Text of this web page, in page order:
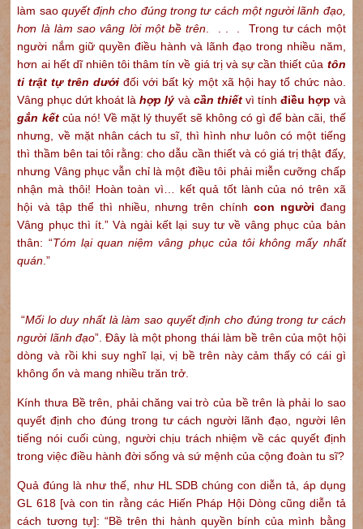
làm sao quyết định cho đúng trong tư cách một người lãnh đạo,
hơn là làm sao vâng lời một bề trên . . . . Trong tư cách một
người nắm giữ quyền điều hành và lãnh đạo trong nhiều năm,
hơn ai hết dĩ nhiên tôi thâm tín về giá trị và sự cần thiết của tôn
ti trật tự trên dưới đối với bất kỳ một xã hội hay tổ chức nào.
Vâng phục dứt khoát làhợp lý và cần thiếtvì tính điều hợp và
gắn kếtcủa nó! Về mặt lý thuyết sẽ không có gì để bàn cãi, thế
nhưng, về mặt nhân cách tu sĩ, thì hình như luôn có một tiếng
thì thầm bên tai tôi rằng: cho dẫu cần thiết và có giá trị thật đấy,
nhưng Vâng phục vẫn chỉ là một điều tôi phải miễn cưỡng chấp
nhận mà thôi! Hoàn toàn vì… kết quả tốt lành của nó trên xã
hội và tập thể thì nhiều, nhưng trên chính con người đang
Vâng phục thì ít.” Và ngài kết lại suy tư về vâng phục của bản
thân: “Tóm lại quan niệm vâng phục của tôi không mấy nhất
quán .”
“Mối lo duy nhất là làm sao quyết định cho đúng trong tư cách
người lãnh đạo”. Đây là một phong thái làm bề trên của một hội
dòng và rồi khi suy nghĩ lại, vị bề trên này cảm thấy có cái gì
không ổn và mang nhiều trăn trở.
Kính thưa Bề trên, phải chăng vai trò của bề trên là phải lo sao
quyết định cho đúng trong tư cách người lãnh đạo, người lên
tiếng nói cuối cùng, người chịu trách nhiệm về các quyết định
trong việc điều hành đời sống và sứ mệnh của cộng đoàn tu sĩ?
Quả đúng là như thế, như HL SDB chúng con diễn tả, áp dụng
GL 618 [và con tin rằng các Hiến Pháp Hội Dòng cũng diễn tả
cách tương tự]: “Bề trên thi hành quyền bính của mình bằng